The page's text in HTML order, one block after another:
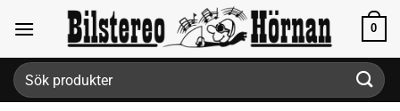
content
0
Sök
efter: